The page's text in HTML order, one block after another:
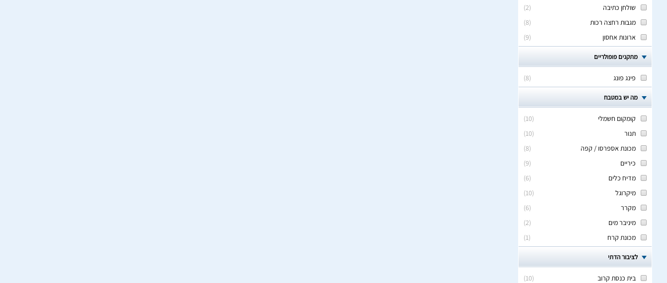
(
2
)
שולחן כתיבה
(
8
)
מגבות רחצה רכות
(
9
) ארונות אחסון
מתקנים פופולריים
(
8
) פינג פונג
מה יש במטבח
(
10
)
קומקום חשמלי
(
10
)
תנור
(
8
)
מכונת אספרסו / קפה
(
9
)
כיריים
(
6
)
מדיח כלים
(
10
)
מיקרוגל
(
6
)
מקרר
(
2
)
מיניבר מים
(
1
) מכונת קרח
לציבור הדתי
(
10
)
בית כנסת קרוב